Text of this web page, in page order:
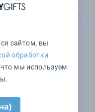
сайтом, вы
обработки
мы используем